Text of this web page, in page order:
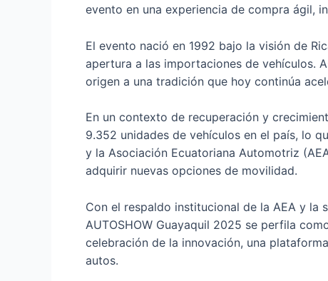
evento en una experiencia de compra ágil,
El evento nació en 1992 bajo la visión de
apertura a las importaciones de vehículos.
origen a una tradición que hoy continúa
En un contexto de recuperación y
9.352 unidades de vehículos en el país, lo
y la Asociación Ecuatoriana Automotriz
adquirir nuevas opciones de movilidad.
Con el respaldo institucional de la AEA y
AUTOSHOW Guayaquil 2025 se perfila
celebración de la innovación, una
autos.